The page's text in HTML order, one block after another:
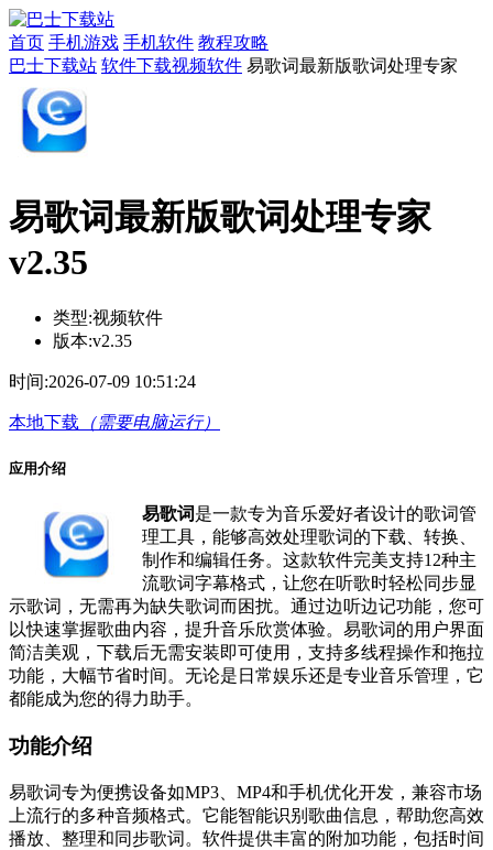
首页 手机游戏 手机软件 教程攻略
巴士下载站 软件下载视频软件 易歌词最新版歌词处理专家
易歌词最新版歌词处理专家
v2.35
类型:视频软件
版本:v2.35
时间:2026-07-09 10:51:24
本地下载 （需要电脑运行）
应用介绍
易歌词是一款专为音乐爱好者设计的歌词管
理工具，能够高效处理歌词的下载、转换、
制作和编辑任务。这款软件完美支持12种主
流歌词字幕格式，让您在听歌时轻松同步显
示歌词，无需再为缺失歌词而困扰。通过边听边记功能，您可
以快速掌握歌曲内容，提升音乐欣赏体验。易歌词的用户界面
简洁美观，下载后无需安装即可使用，支持多线程操作和拖拉
功能，大幅节省时间。无论是日常娱乐还是专业音乐管理，它
都能成为您的得力助手。
功能介绍
易歌词专为便携设备如MP3、MP4和手机优化开发，兼容市场
上流行的多种音频格式。它能智能识别歌曲信息，帮助您高效
播放、整理和同步歌词。软件提供丰富的附加功能，包括时间